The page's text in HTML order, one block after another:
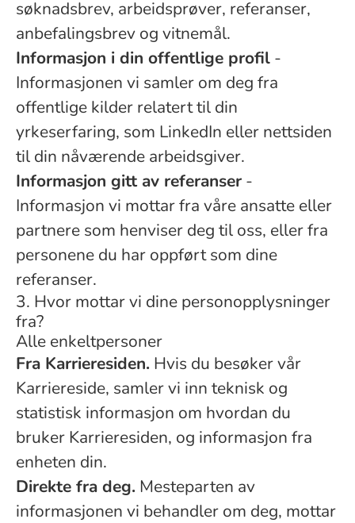
søknadsbrev, arbeidsprøver, referanser,
anbefalingsbrev og vitnemål.
Informasjon i din offentlige profil -
Informasjonen vi samler om deg fra
offentlige kilder relatert til din
yrkeserfaring, som LinkedIn eller nettsiden
til din nåværende arbeidsgiver.
Informasjon gitt av referanser-
Informasjon vi mottar fra våre ansatte eller
partnere som henviser deg til oss, eller fra
personene du har oppført som dine
referanser.
3. Hvor mottar vi dine personopplysninger
fra?
Alle enkeltpersoner
Fra Karrieresiden. Hvis du besøker vår
Karriereside, samler vi inn teknisk og
statistisk informasjon om hvordan du
bruker Karrieresiden, og informasjon fra
enheten din.
Direkte fra deg. Mesteparten av
informasjonen vi behandler om deg, mottar